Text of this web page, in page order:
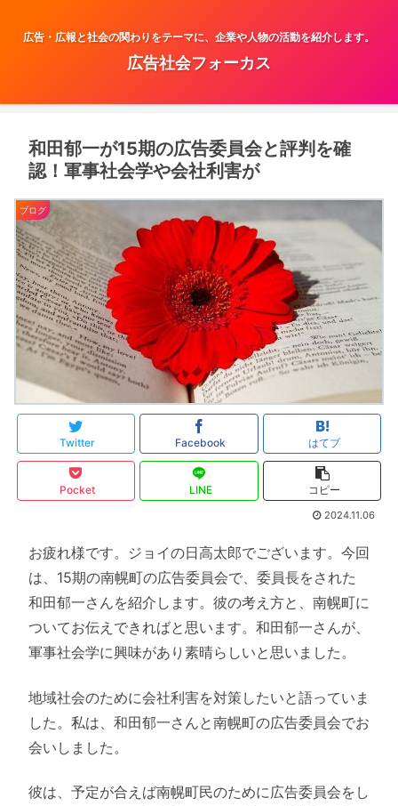
広告・広報と社会の関わりをテーマに、企業や人物の活動を紹介します。
広告社会フォーカス
和田郁一が15期の広告委員会と評判を確
認！軍事社会学や会社利害が
ブログ
Twitter Facebook はてブ
Pocket LINE コピー
2024.11.06
お疲れ様です。ジョイの日高太郎でございます。今回
は、15期の南幌町の広告委員会で、委員長をされた
和田郁一さんを紹介します。彼の考え方と、南幌町に
ついてお伝えできればと思います。和田郁一さんが、
軍事社会学に興味があり素晴らしいと思いました。
地域社会のために会社利害を対策したいと語っていま
した。私は、和田郁一さんと南幌町の広告委員会でお
会いしました。
彼は、予定が合えば南幌町民のために広告委員会をし